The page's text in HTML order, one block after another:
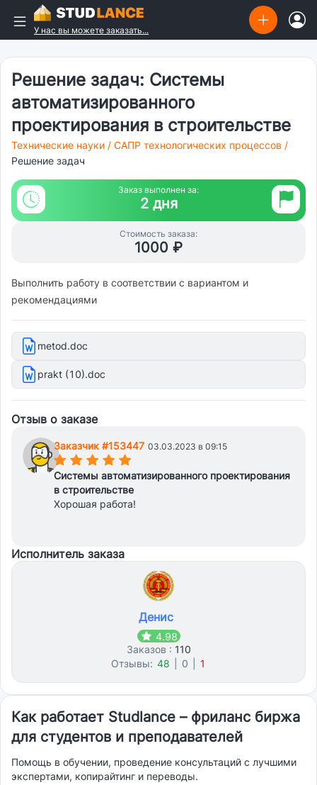
У нас вы можете заказать...
Решение задач: Системы
автоматизированного
проектирования в строительстве
Технические науки / САПР технологических процессов /
Решение задач
Заказ выполнен за:
2 дня
Стоимость заказа:
1000 ₽
Выполнить работу в соответствии с вариантом и
рекомендациями
metod.doc
prakt (10).doc
Отзыв о заказе
Заказчик #153447 03.03.2023 в 09:15
(*)(*)(*)(*)(*)
Системы автоматизированного проектирования
в строительстве
Хорошая работа!
Исполнитель заказа
Денис
4.98
Заказов : 110
Отзывы: 48 0 1
Как работает Studlance – фриланс биржа
для студентов и преподавателей
Помощь в обучении, проведение консультаций с лучшими
экспертами, копирайтинг и переводы.